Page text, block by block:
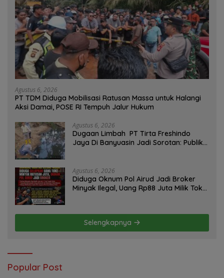
Agustus 6, 2026
PT TDM Diduga Mobilisasi Ratusan Massa untuk Halangi
Aksi Damai, POSE RI Tempuh Jalur Hukum
Agustus 6, 2026
Dugaan Limbah PT Tirta Freshindo
Jaya Di Banyuasin Jadi Sorotan: Publik
Agustus 6, 2026
Diduga Oknum Pol Airud Jadi Broker
Minyak Ilegal, Uang Rp88 Juta Milik Toke
Selengkapnya
Popular Post